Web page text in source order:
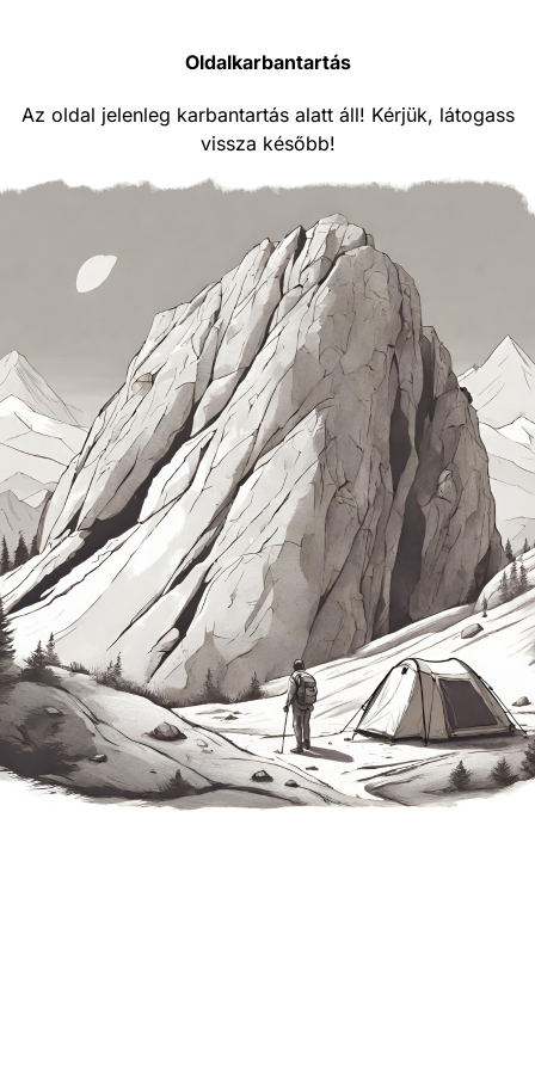
Oldalkarbantartás
Az oldal jelenleg karbantartás alatt áll! Kérjük, látogass
vissza később!